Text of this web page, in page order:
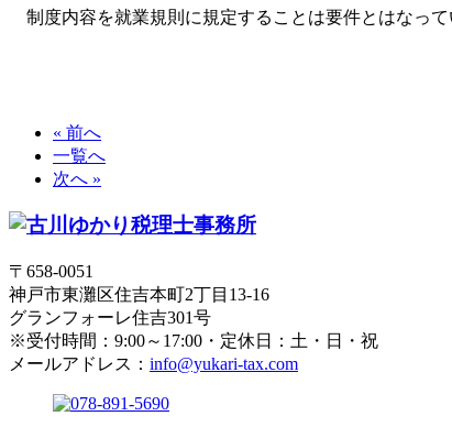
制度内容を就業規則に規定することは要件とはなっ
« 前へ
一覧へ
次へ »
〒658-0051
神戸市東灘区住吉本町2丁目13-16
グランフォーレ住吉301号
※受付時間：9:00～17:00・定休日：土・日・祝
メールアドレス： info@yukari-tax.com